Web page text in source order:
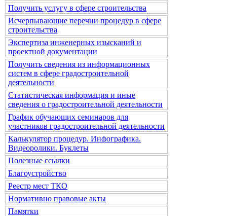
Получить услугу в сфере строительства
Исчерпывающие перечни процедур в сфере
строительства
Экспертиза инженерных изысканий и
проектной документации
Получить сведения из информационных
систем в сфере градостроительной
деятельности
Статистическая информация и иные
сведения о градостроительной деятельности
График обучающих семинаров для
участников градостроительной деятельности
Калькулятор процедур. Инфографика.
Видеоролики. Буклеты
Полезные ссылки
Благоустройство
Реестр мест ТКО
Нормативно правовые акты
Памятки